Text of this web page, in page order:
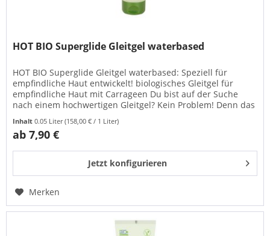
HOT BIO Superglide Gleitgel waterbased
HOT BIO Superglide Gleitgel waterbased: Speziell für
empfindliche Haut entwickelt! biologisches Gleitgel für
empfindliche Haut mit Carrageen Du bist auf der Suche
nach einem hochwertigen Gleitgel? Kein Problem! Denn das
Inhalt0.05 Liter(158,00 € / 1 Liter)
ab 7,90 €
Jetzt konfigurieren
Merken